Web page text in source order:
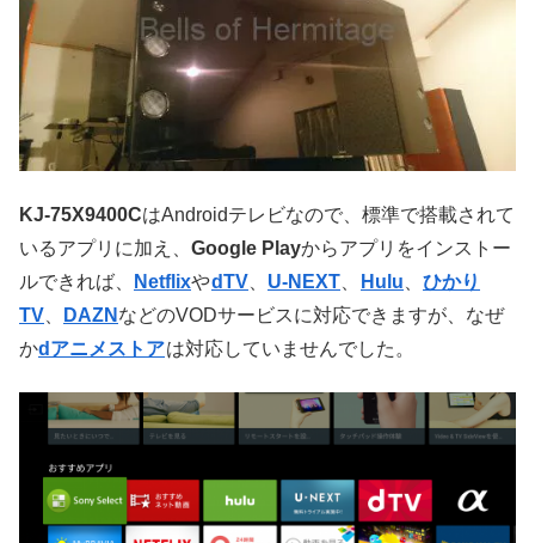
KJ-75X9400CはAndroidテレビなので、標準で搭載されて
いるアプリに加え、 Google Playからアプリをインストー
ルできれば、
NetflixやdTV U-NEXT Hulu
ひかり
TV
DAZN などのVODサービスに対応できますが、なぜ
かdアニメストアは対応していませんでした。